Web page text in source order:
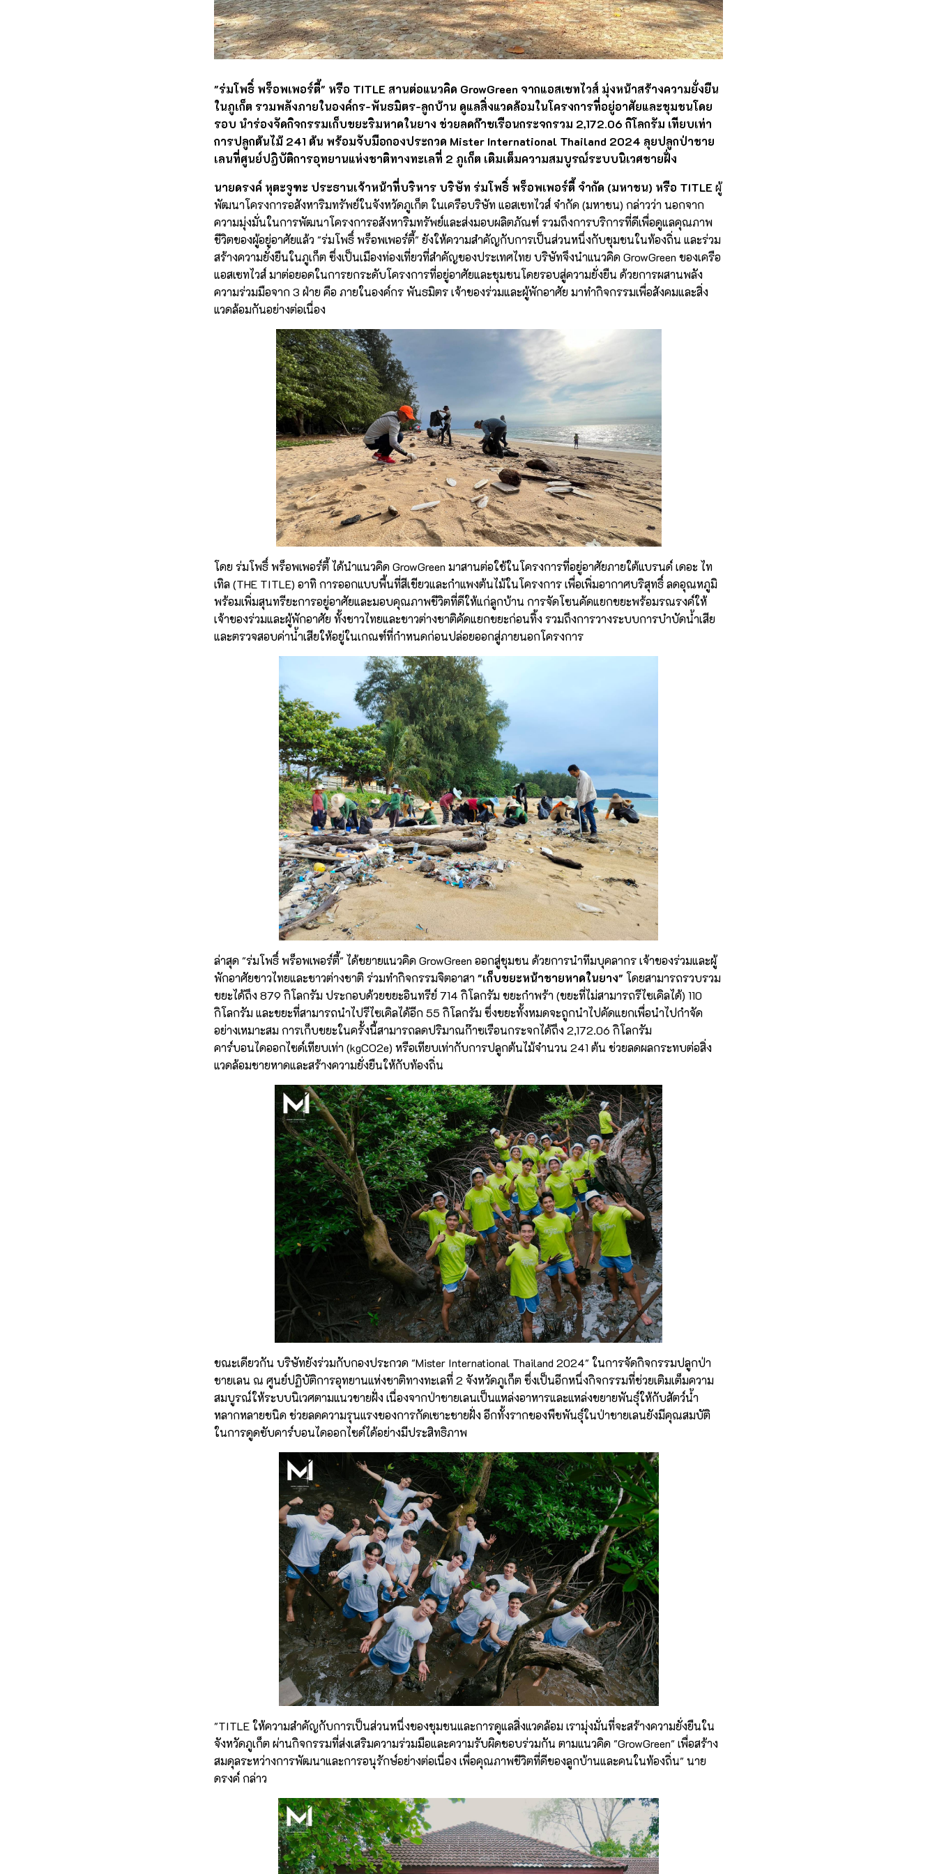
"ร่มโพธิ์ พร็อพเพอร์ตี้" หรือ TITLE สานต่อแนวคิด GrowGreen จากแอสเซทไวส์ มุ่งหน้าสร้างความยั่งยืน
ในภูเก็ต รวมพลังภายในองค์กร-พันธมิตร-ลูกบ้าน ดูแลสิ่งแวดล้อมในโครงการที่อยู่อาศัยและชุมชนโดย
รอบ นำร่องจัดกิจกรรมเก็บขยะริมหาดในยาง ช่วยลดก๊าซเรือนกระจกรวม 2,172.06 กิโลกรัม เทียบเท่า
การปลูกต้นไม้ 241 ต้น พร้อมจับมือกองประกวด Mister International Thailand 2024 ลุยปลูกป่าชาย
เลนที่ศูนย์ปฎิบัติการอุทยานแห่งชาติทางทะเลที่ 2 ภูเก็ต เติมเต็มความสมบูรณ์ระบบนิเวศชายฝั่ง
นายดรงค์ หุตะจูฑะ ประธานเจ้าหน้าที่บริหาร บริษัท ร่มโพธิ์ พร็อพเพอร์ตี้ จำกัด (มหาชน) หรือ TITLEผู้
พัฒนาโครงการอสังหาริมทรัพย์ในจังหวัดภูเก็ต ในเครือบริษัท แอสเซทไวส์ จำกัด (มหาชน) กล่าวว่า นอกจาก
ความมุ่งมั่นในการพัฒนาโครงการอสังหาริมทรัพย์และส่งมอบผลิตภัณฑ์ รวมถึงการบริการที่ดีเพื่อดูแลคุณภาพ
ชีวิตของผู้อยู่อาศัยแล้ว "ร่มโพธิ์ พร็อพเพอร์ตี้" ยังให้ความสำคัญกับการเป็นส่วนหนึ่งกับชุมชนในท้องถิ่น และร่วม
สร้างความยั่งยืนในภูเก็ต ซึ่งเป็นเมืองท่องเที่ยวที่สำคัญของประเทศไทย บริษัทจึงนำแนวคิด GrowGreen ของเครือ
แอสเซทไวส์ มาต่อยอดในการยกระดับโครงการที่อยู่อาศัยและชุมชนโดยรอบสู่ความยั่งยืน ด้วยการผสานพลัง
ความร่วมมือจาก 3 ฝ่าย คือ ภายในองค์กร พันธมิตร เจ้าของร่วมและผู้พักอาศัย มาทำกิจกรรมเพื่อสังคมและสิ่ง
แวดล้อมกันอย่างต่อเนื่อง
โดย ร่มโพธิ์ พร็อพเพอร์ตี้ ได้นำแนวคิด GrowGreen มาสานต่อใช้ในโครงการที่อยู่อาศัยภายใต้แบรนด์ เดอะ ไท
เทิล (THE TITLE) อาทิ การออกแบบพื้นที่สีเขียวและกำแพงต้นไม้ในโครงการ เพื่อเพิ่มอากาศบริสุทธิ์ ลดอุณหภูมิ
พร้อมเพิ่มสุนทรียะการอยู่อาศัยและมอบคุณภาพชีวิตที่ดีให้แก่ลูกบ้าน การจัดโซนคัดแยกขยะพร้อมรณรงค์ให้
เจ้าของร่วมและผู้พักอาศัย ทั้งชาวไทยและชาวต่างชาติคัดแยกขยะก่อนทิ้ง รวมถึงการวางระบบการบำบัดน้ำเสีย
และตรวจสอบค่าน้ำเสียให้อยู่ในเกณฑ์ที่กำหนดก่อนปล่อยออกสู่ภายนอกโครงการ
ล่าสุด "ร่มโพธิ์ พร็อพเพอร์ตี้" ได้ขยายแนวคิด GrowGreen ออกสู่ชุมชน ด้วยการนำทีมบุคลากร เจ้าของร่วมและผู้
พักอาศัยชาวไทยและชาวต่างชาติ ร่วมทำกิจกรรมจิตอาสา"เก็บขยะหน้าชายหาดในยาง" โดยสามารถรวบรวม
ขยะได้ถึง 879 กิโลกรัม ประกอบด้วยขยะอินทรีย์ 714 กิโลกรัม ขยะกำพร้า (ขยะที่ไม่สามารถรีไซเคิลได้) 110
กิโลกรัม และขยะที่สามารถนำไปรีไซเคิลได้อีก 55 กิโลกรัม ซึ่งขยะทั้งหมดจะถูกนำไปคัดแยกเพื่อนำไปกำจัด
อย่างเหมาะสม การเก็บขยะในครั้งนี้สามารถลดปริมาณก๊าซเรือนกระจกได้ถึง 2,172.06 กิโลกรัม
คาร์บอนไดออกไซด์เทียบเท่า (kgCO2e) หรือเทียบเท่ากับการปลูกต้นไม้จำนวน 241 ต้น ช่วยลดผลกระทบต่อสิ่ง
แวดล้อมชายหาดและสร้างความยั่งยืนให้กับท้องถิ่น
ขณะเดียวกัน บริษัทยังร่วมกับกองประกวด "Mister International Thailand 2024" ในการจัดกิจกรรมปลูกป่า
ชายเลน ณ ศูนย์ปฏิบัติการอุทยานแห่งชาติทางทะเลที่ 2 จังหวัดภูเก็ต ซึ่งเป็นอีกหนึ่งกิจกรรมที่ช่วยเติมเต็มความ
สมบูรณ์ให้ระบบนิเวศตามแนวชายฝั่ง เนื่องจากป่าชายเลนเป็นแหล่งอาหารและแหล่งขยายพันธุ์ให้กับสัตว์น้ำ
หลากหลายชนิด ช่วยลดความรุนแรงของการกัดเซาะชายฝั่ง อีกทั้งรากของพืชพันธุ์ในป่าชายเลนยังมีคุณสมบัติ
ในการดูดซับคาร์บอนไดออกไซด์ได้อย่างมีประสิทธิภาพ
"TITLE ให้ความสำคัญกับการเป็นส่วนหนึ่งของชุมชนและการดูแลสิ่งแวดล้อม เรามุ่งมั่นที่จะสร้างความยั่งยืนใน
จังหวัดภูเก็ต ผ่านกิจกรรมที่ส่งเสริมความร่วมมือและความรับผิดชอบร่วมกัน ตามแนวคิด "GrowGreen" เพื่อสร้าง
สมดุลระหว่างการพัฒนาและการอนุรักษ์อย่างต่อเนื่อง เพื่อคุณภาพชีวิตที่ดีของลูกบ้านและคนในท้องถิ่น" นาย
ดรงค์ กล่าว